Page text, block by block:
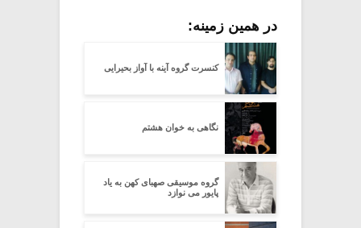
در همین زمینه:
کنسرت گروه آینه با آواز بحیرایی
نگاهی به خوان هشتم
گروه موسیقی صهبای کهن به یاد
پایور می نوازد